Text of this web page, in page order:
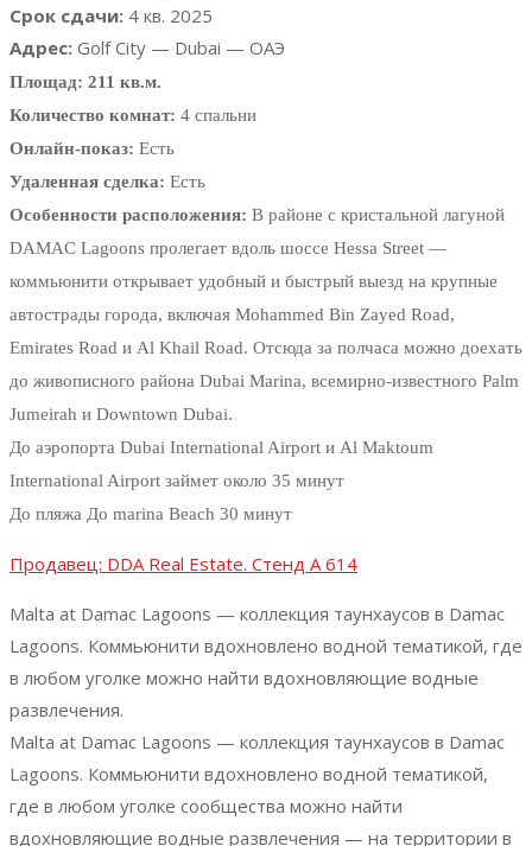
Срок сдачи: 4 кв. 2025
Адрес: Golf City — Dubai — ОАЭ
Площад: 211 кв.м.
Количество комнат: 4 спальни
Онлайн-показ: Есть
Удаленная сделка: Есть
Особенности расположения: В районе с кристальной лагуной
DAMAC Lagoons пролегает вдоль шоссе Hessa Street —
коммьюнити открывает удобный и быстрый выезд на крупные
автострады города, включая Mohammed Bin Zayed Road,
Emirates Road и Al Khail Road. Отсюда за полчаса можно доехать
до живописного района Dubai Marina, всемирно-известного Palm
Jumeirah и Downtown Dubai.
До аэропорта Dubai International Airport и Al Maktoum
International Airport займет около 35 минут
До пляжа До marina Beach 30 минут
Продавец: DDA Real Estate. Стенд А 614
Malta at Damac Lagoons — коллекция таунхаусов в Damac
Lagoons. Коммьюнити вдохновлено водной тематикой, где
в любом уголке можно найти вдохновляющие водные
развлечения.
Malta at Damac Lagoons — коллекция таунхаусов в Damac
Lagoons. Коммьюнити вдохновлено водной тематикой,
где в любом уголке сообщества можно найти
вдохновляющие водные развлечения — на территории в